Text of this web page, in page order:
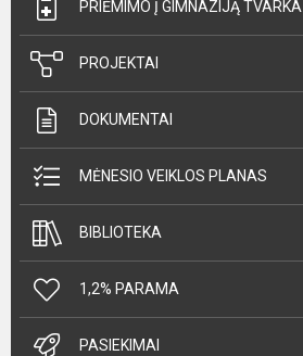
PRIĖMIMO Į GIMNAZIJĄ TVARKA
PROJEKTAI
DOKUMENTAI
MĖNESIO VEIKLOS PLANAS
BIBLIOTEKA
1,2% PARAMA
PASIEKIMAI